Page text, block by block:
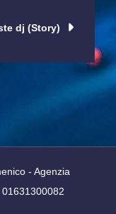
dj (Story)
- Agenzia